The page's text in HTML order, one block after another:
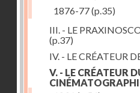
1876-77(p.35)
III. - LE
(p.37)
IV. - LE CRÉATEUR
V. - LE CRÉATEUR